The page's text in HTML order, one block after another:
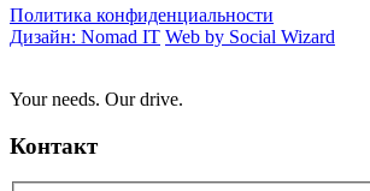
Политика конфиденциальности
Дизайн: Nomad IT Web by Social Wizard
Your needs. Our drive.
Контакт